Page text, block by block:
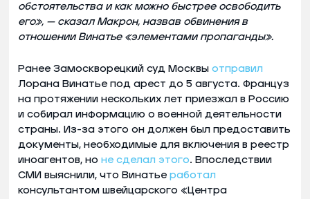
обстоятельства и как можно быстрее освободить
его», — сказал Макрон, назвав обвинения в
отношении Винатье «элементами пропаганды».
Ранее Замоскворецкий суд Москвы отправил
Лорана Винатье под арест до 5 августа. Француз
на протяжении нескольких лет приезжал в Россию
и собирал информацию о военной деятельности
страны. Из-за этого он должен был предоставить
документы, необходимые для включения в реестр
иноагентов, но не сделал этого. Впоследствии
СМИ выяснили, что Винатье работал
консультантом швейцарского «Центра